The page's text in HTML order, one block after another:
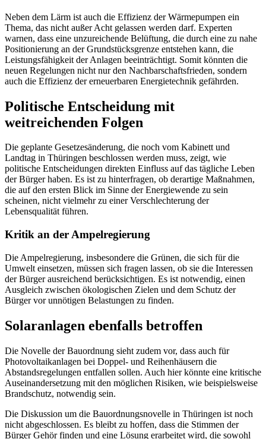
Neben dem Lärm ist auch die Effizienz der Wärmepumpen ein
Thema, das nicht außer Acht gelassen werden darf. Experten
warnen, dass eine unzureichende Belüftung, die durch eine zu nahe
Positionierung an der Grundstücksgrenze entstehen kann, die
Leistungsfähigkeit der Anlagen beeinträchtigt. Somit könnten die
neuen Regelungen nicht nur den Nachbarschaftsfrieden, sondern
auch die Effizienz der erneuerbaren Energietechnik gefährden.
Politische Entscheidung mit
weitreichenden Folgen
Die geplante Gesetzesänderung, die noch vom Kabinett und
Landtag in Thüringen beschlossen werden muss, zeigt, wie
politische Entscheidungen direkten Einfluss auf das tägliche Leben
der Bürger haben. Es ist zu hinterfragen, ob derartige Maßnahmen,
die auf den ersten Blick im Sinne der Energiewende zu sein
scheinen, nicht vielmehr zu einer Verschlechterung der
Lebensqualität führen.
Kritik an der Ampelregierung
Die Ampelregierung, insbesondere die Grünen, die sich für die
Umwelt einsetzen, müssen sich fragen lassen, ob sie die Interessen
der Bürger ausreichend berücksichtigen. Es ist notwendig, einen
Ausgleich zwischen ökologischen Zielen und dem Schutz der
Bürger vor unnötigen Belastungen zu finden.
Solaranlagen ebenfalls betroffen
Die Novelle der Bauordnung sieht zudem vor, dass auch für
Photovoltaikanlagen bei Doppel- und Reihenhäusern die
Abstandsregelungen entfallen sollen. Auch hier könnte eine kritische
Auseinandersetzung mit den möglichen Risiken, wie beispielsweise
Brandschutz, notwendig sein.
Die Diskussion um die Bauordnungsnovelle in Thüringen ist noch
nicht abgeschlossen. Es bleibt zu hoffen, dass die Stimmen der
Bürger Gehör finden und eine Lösung erarbeitet wird, die sowohl